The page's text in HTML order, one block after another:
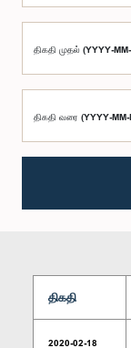
திகதி முதல் (YYYY-
திகதி வரை (YYYY-MM-
திகதி
2020-02-18